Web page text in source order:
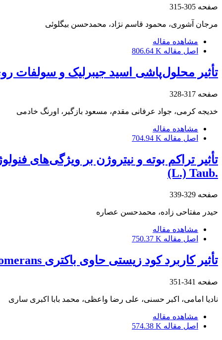
صفحه 305-315
مرجان آشوری، محمود قاسم نژاد، محمدحسن بیگلوئی
مشاهده مقاله
اصل مقاله 806.64 K
تأثیر محلول‌پاشی اسید جیبرلیک و
صفحه 317-328
خدیجه کرمی، جواد عرفانی مقدم، مسعود بازگیر، اورنگ خادمی
مشاهده مقاله
اصل مقاله 704.94 K
(L.) Taub.‎
صفحه 329-339
حیدر مفتاحی زاده، محمدحسن عصاره
مشاهده مقاله
اصل مقاله 750.37 K
تأثیر کاربرد کود زیستی حاوی باکتری ‏Pantoea agglomerans‏ در مقایسه با کود اوره بر رشد و ‏کیفیت چمن
صفحه 341-351
نادیا امامی، اکبر حسنی، علی رضا واعظی، محمد بابا اکبری ساری
مشاهده مقاله
اصل مقاله 574.38 K